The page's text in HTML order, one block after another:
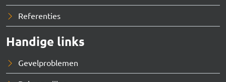
Referenties
Handige links
Gevelproblemen